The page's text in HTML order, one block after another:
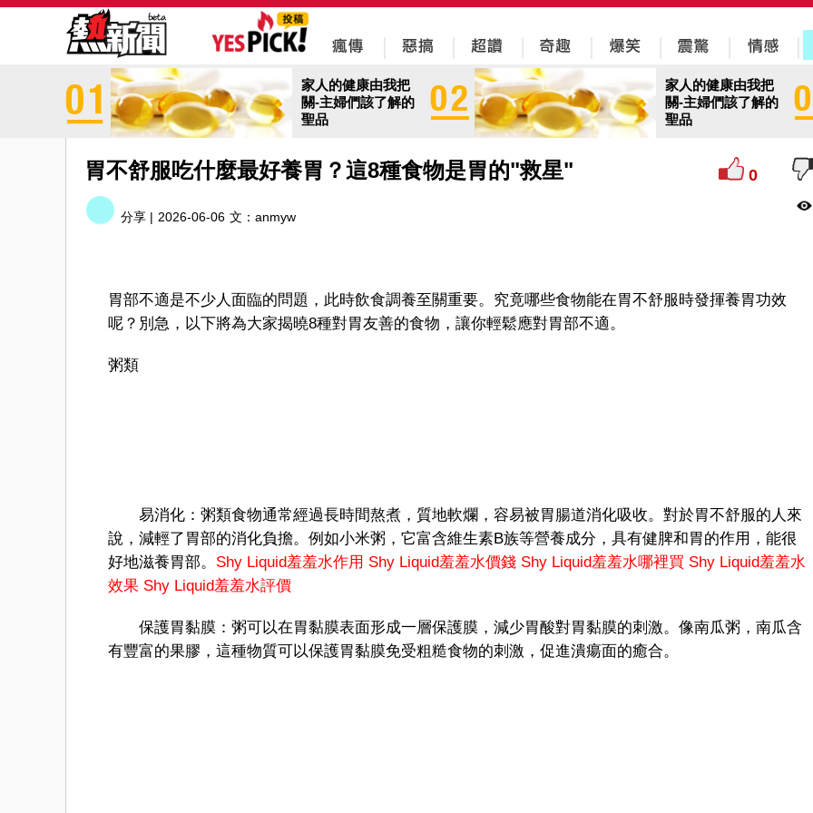
家人的健康由我把
關-主婦們該了解的
聖品
家人的健康由我把
關-主婦們該了解的
聖品
胃不舒服吃什麼最好養胃？這8種食物是胃的"救星" 0
分享 | 2026-06-06 文： anmyw
胃部不適是不少人面臨的問題，此時飲食調養至關重要。究竟哪些食物能在胃不舒服時發揮養胃功效
呢？別急，以下將為大家揭曉8種對胃友善的食物，讓你輕鬆應對胃部不適。
粥類
易消化：粥類食物通常經過長時間熬煮，質地軟爛，容易被胃腸道消化吸收。對於胃不舒服的人來
說，減輕了胃部的消化負擔。例如小米粥，它富含維生素B族等營養成分，具有健脾和胃的作用，能很
好地滋養胃部。 Shy Liquid羞羞水作用 Shy Liquid羞羞水價錢 Shy Liquid羞羞水哪裡買 Shy Liquid羞羞水
效果 Shy Liquid羞羞水評價
保護胃黏膜：粥可以在胃黏膜表面形成一層保護膜，減少胃酸對胃黏膜的刺激。像南瓜粥，南瓜含
有豐富的果膠，這種物質可以保護胃黏膜免受粗糙食物的刺激，促進潰瘍面的癒合。